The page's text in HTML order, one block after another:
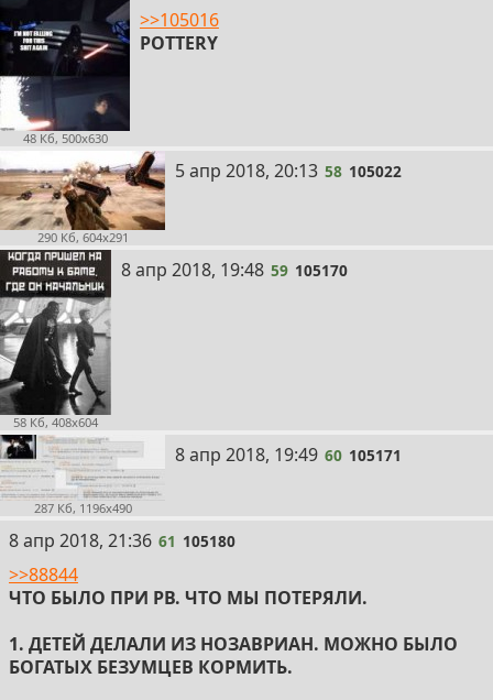
48 Кб, 500x630
>>105016
POTTERY
290 Кб, 604x291
58
5 апр 2018, 20:13 58 105022
58 Кб, 408x604
59
8 апр 2018, 19:48 59 105170
287 Кб, 1196x490
60
8 апр 2018, 19:49 60 105171
61
8 апр 2018, 21:36 61 105180
>>88844
ЧТО БЫЛО ПРИ РВ. ЧТО МЫ ПОТЕРЯЛИ.
1. ДЕТЕЙ ДЕЛАЛИ ИЗ НОЗАВРИАН. МОЖНО БЫЛО
БОГАТЫХ БЕЗУМЦЕВ КОРМИТЬ.